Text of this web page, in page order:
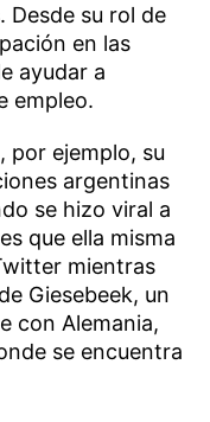
Desde su rol de
en las
ayudar a
empleo.
por ejemplo, su
argentinas
se hizo viral a
que ella misma
mientras
Giesebeek, un
con Alemania,
se encuentra